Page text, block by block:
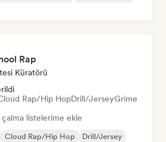
Rap
Küratörü
Rap/Hip HopDrill/JerseyGrime
çalma listelerime ekle
Cloud Rap/Hip Hop
Drill/Jersey